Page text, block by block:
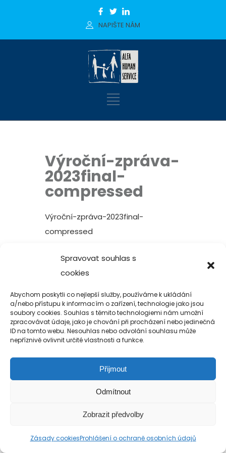
Spravovat souhlas s
cookies
Abychom poskytli co nejlepší služby, používáme k ukládání
a/nebo přístupu k informacím o zařízení, technologie jako jsou
soubory cookies. Souhlas s těmito technologiemi nám umožní
zpracovávat údaje, jako je chování při procházení nebo jedinečná
ID na tomto webu. Nesouhlas nebo odvolání souhlasu může
nepříznivě ovlivnit určité vlastnosti a funkce.
Přijmout
Odmítnout
Zobrazit předvolby
Zásady cookiesProhlášení o ochraně osobních údajů
NAPIŠTE NÁM
Výroční-zpráva-
2023final-
compressed
Výroční-zpráva-2023final-
compressed
/ TM Servis - the technical motion s.r.o.